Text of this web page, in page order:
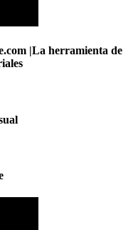
|La herramienta de